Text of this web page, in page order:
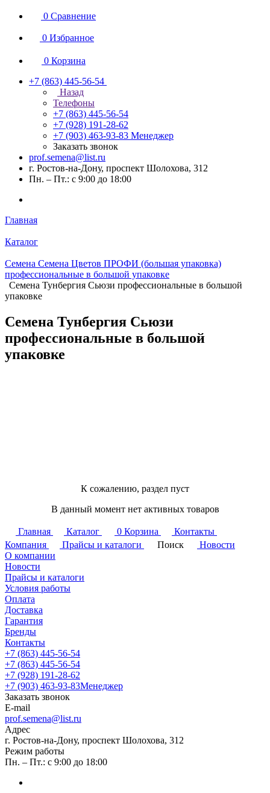
0 Сравнение
0 Избранное
0 Корзина
+7 (863) 445-56-54
Назад
Телефоны
+7 (863) 445-56-54
+7 (928) 191-28-62
+7 (903) 463-93-83 Менеджер
Заказать звонок
prof.semena@list.ru
г. Ростов-на-Дону, проспект Шолохова, 312
Пн. – Пт.: с 9:00 до 18:00
Главная
Каталог
Семена Семена Цветов ПРОФИ (большая упаковка)
профессиональные в большой упаковке
Семена Тунбергия Сьюзи профессиональные в большой
упаковке
Семена Тунбергия Сьюзи
профессиональные в большой
упаковке
К сожалению, раздел пуст
В данный момент нет активных товаров
Главная Каталог 0 Корзина
Контакты
Компания
Прайсы и каталоги Поиск
Новости
О компании
Новости
Прайсы и каталоги
Условия работы
Оплата
Доставка
Гарантия
Бренды
Контакты
+7 (863) 445-56-54
+7 (863) 445-56-54
+7 (928) 191-28-62
+7 (903) 463-93-83Менеджер
Заказать звонок
E-mail
prof.semena@list.ru
Адрес
г. Ростов-на-Дону, проспект Шолохова, 312
Режим работы
Пн. – Пт.: с 9:00 до 18:00